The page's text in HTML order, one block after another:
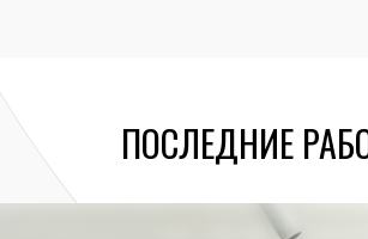
ПОСЛЕДНИЕ